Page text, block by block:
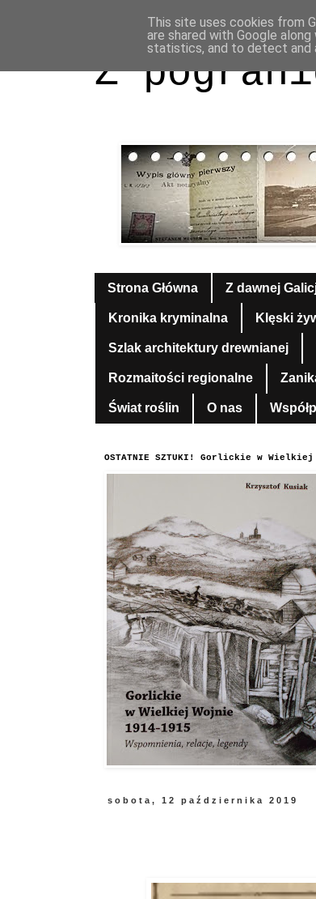
Z
Strona Główna Z dawnej
Kronika kryminalna Klęski
Szlak architektury drewnianej
Rozmaitości regionalne
Świat roślin O nas
OSTATNIE SZTUKI! Gorlickie w
sobota, 12 października 2019
This site uses cookies from
are shared with Google
statistics, and to detect and